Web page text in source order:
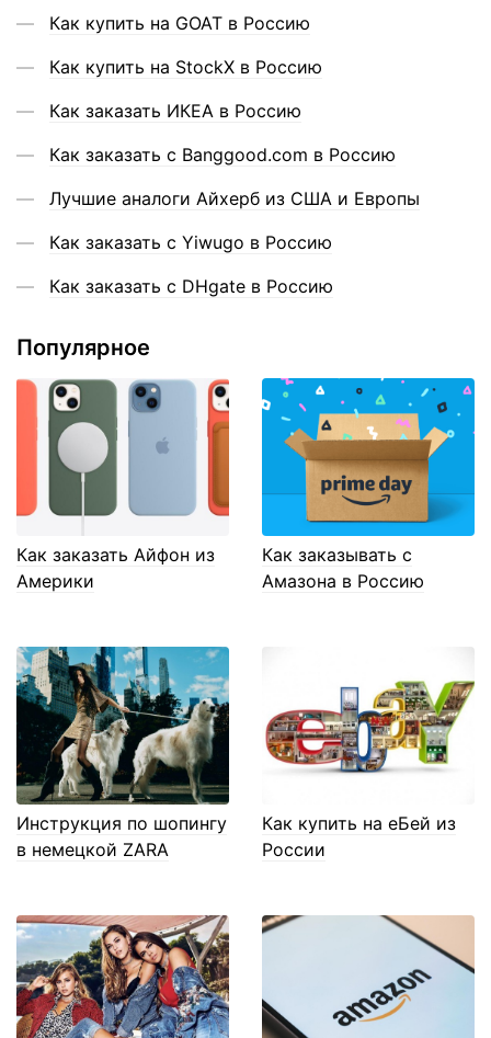
Как купить на GOAT в Россию
Как купить на StockX в Россию
Как заказать ИКЕА в Россию
Как заказать с Banggood.com в Россию
Лучшие аналоги Айхерб из США и Европы
Как заказать с Yiwugo в Россию
Как заказать с DHgate в Россию
Популярное
Как заказать Айфон из
Америки
Как заказывать с
Амазона в Россию
Инструкция по шопингу
в немецкой ZARA
Как купить на еБей из
России